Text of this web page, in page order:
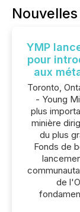
YMP
pour
aux
Toronto,
- Young
plus
minière
du plus
Fonds de
de